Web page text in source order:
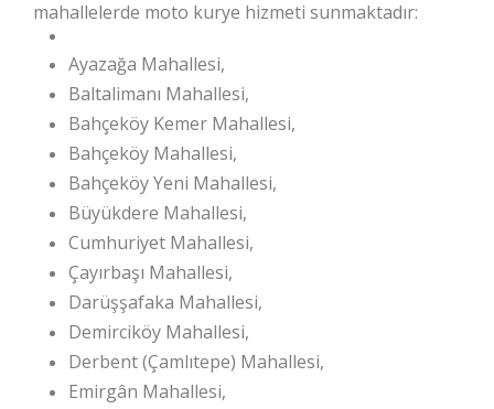
mahallelerde moto kurye hizmeti sunmaktadır:
Ayazağa Mahallesi,
Baltalimanı Mahallesi,
Bahçeköy Kemer Mahallesi,
Bahçeköy Mahallesi,
Bahçeköy Yeni Mahallesi,
Büyükdere Mahallesi,
Cumhuriyet Mahallesi,
Çayırbaşı Mahallesi,
Darüşşafaka Mahallesi,
Demirciköy Mahallesi,
Derbent (Çamlıtepe) Mahallesi,
Emirgân Mahallesi,